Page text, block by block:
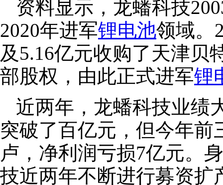
资料显示，龙蟠科技
2020年进军锂电池领域。
及5.16亿元收购了天津贝
部股权，由此正式进军锂
近两年，龙蟠科技业绩
突破了百亿元，但今年
卢，净利润亏损7亿元。
技近两年不断进行募资扩